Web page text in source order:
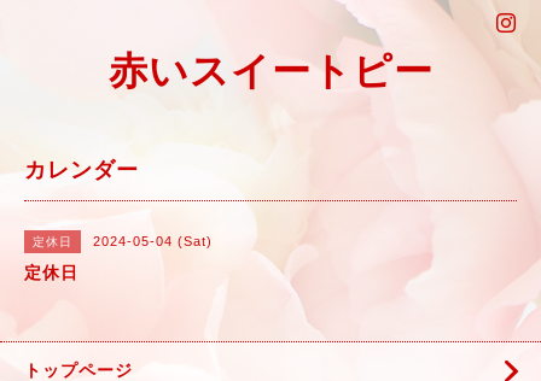
赤いスイートピー
カレンダー
定休日 2024-05-04 (Sat)
定休日
トップページ